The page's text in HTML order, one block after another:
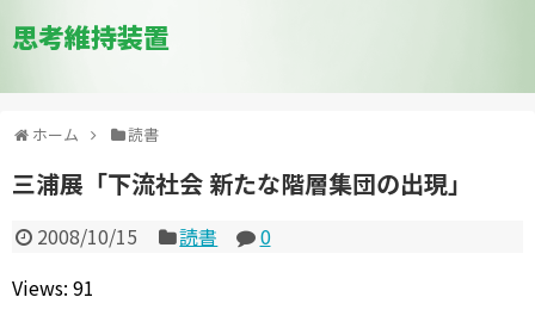
思考維持装置
ホーム 読書
三浦展「下流社会 新たな階層集団の出現」
2008/10/15 読書
0
Views: 91